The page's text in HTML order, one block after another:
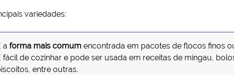
variedades:
a forma mais comum encontrada em pacotes de flocos finos
fácil de cozinhar e pode ser usada em receitas de mingau,
entre outras.